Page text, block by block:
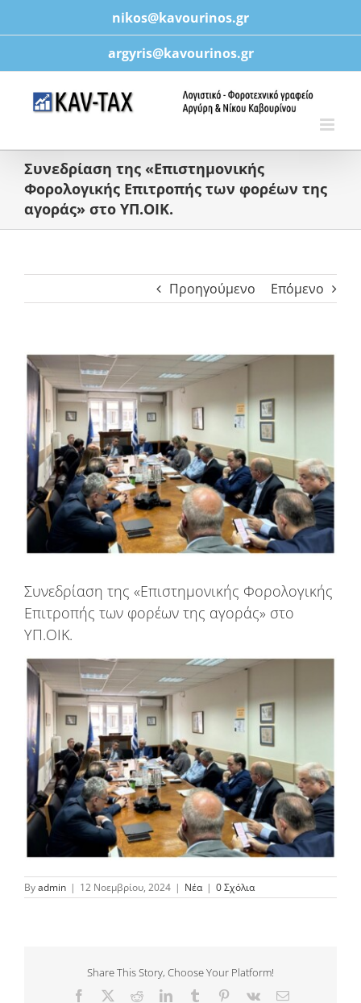
περιεχόμενο
nikos@kavourinos.gr
argyris@kavourinos.gr
Συνεδρίαση της «Επιστημονικής
Φορολογικής Επιτροπής των φορέων της
αγοράς» στο ΥΠ.ΟΙΚ.
Προηγούμενο Επόμενο
Προβολή
μεγαλύτερης
εικόνας
Συνεδρίαση της «Επιστημονικής Φορολογικής
Επιτροπής των φορέων της αγοράς» στο
ΥΠ.ΟΙΚ.
Byadmin | 12 Νοεμβρίου, 2024 | Νέα | 0 Σχόλια
Share This Story, Choose Your Platform!
Facebook
TwitterRedditLinkedInTumblr Pinterest
Vk Email